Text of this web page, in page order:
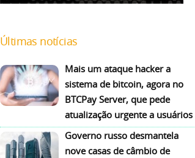
Últimas notícias
Mais um ataque hacker a
sistema de bitcoin, agora no
BTCPay Server, que pede
atualização urgente a usuários
Governo russo desmantela
nove casas de câmbio de